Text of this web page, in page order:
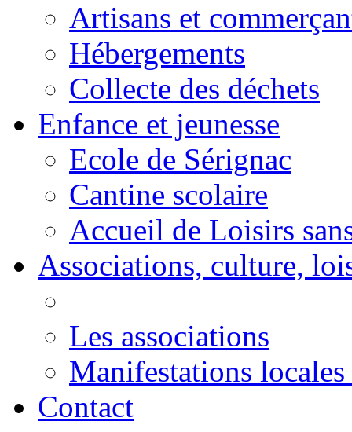
Artisans et
Hébergements
Collecte des déchets
Enfance et jeunesse
Ecole de Sérignac
Cantine scolaire
Accueil de Loisirs
Associations, culture,
Les associations
Manifestations locales
Contact